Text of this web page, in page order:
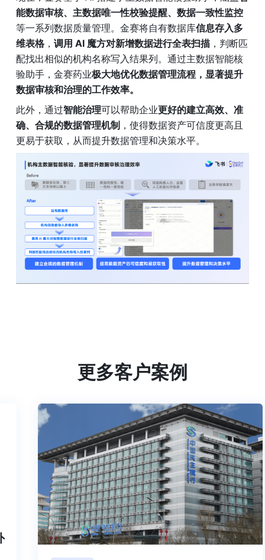
能数据审核、主数据唯一性校验提醒、数据一致性监控
等一系列数据质量管理。金赛将自有数据库信息存入多
维表格 ， 调用 AI 魔方对新增数据进行全表扫描 ，判断匹
配找出相似的机构名称写入结果列。通过主数据智能核
验助手，金赛药业极大地优化数据管理流程，显著提升
数据审核和治理的工作效率。
此外，通过智能治理可以帮助企业更好的建立高效、准
确、合规的数据管理机制 ，使得数据资产可信度更高且
更易于获取，从而提升数据管理和决策水平。
更多客户案例